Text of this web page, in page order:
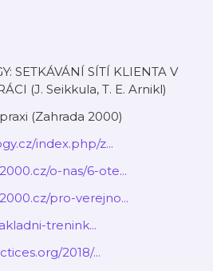
SETKÁVÁNÍ SÍTÍ KLIENTA V
(J. Seikkula, T. E. Arnikl)
(Zahrada 2000)
index.php/z...
o-nas/6-ote...
pro-verejno...
trenink...
2018/...